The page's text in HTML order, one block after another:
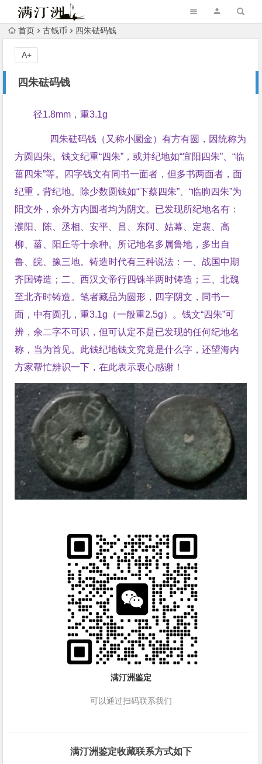
首页 古钱币 四朱砝码钱
四朱砝码钱
A+
径1.8mm，重3.1g
四朱砝码钱（又称小圜金）有方有圆，因统称为
方圆四朱。钱文纪重“四朱”，或并纪地如“宜阳四朱”、“临
菑四朱”等。四字钱文有同书一面者，但多书两面者，面
纪重，背纪地。除少数圆钱如“下蔡四朱”、“临朐四朱”为
阳文外，余外方内圆者均为阴文。已发现所纪地名有：
濮阳、陈、丞相、安平、吕、东阿、姑幕、定襄、高
柳、菑、阳丘等十余种。所记地名多属鲁地，多出自
鲁、皖、豫三地。铸造时代有三种说法：一、战国中期
齐国铸造；二、西汉文帝行四铢半两时铸造；三、北魏
至北齐时铸造。笔者藏品为圆形，四字阴文，同书一
面，中有圆孔，重3.1g（一般重2.5g）。钱文“四朱”可
辨，余二字不可识，但可认定不是已发现的任何纪地名
称，当为首见。此钱纪地钱文究竟是什么字，还望海内
方家帮忙辨识一下，在此表示衷心感谢！
满汀洲鉴定
可以通过扫码联系我们
满汀洲鉴定收藏联系方式如下